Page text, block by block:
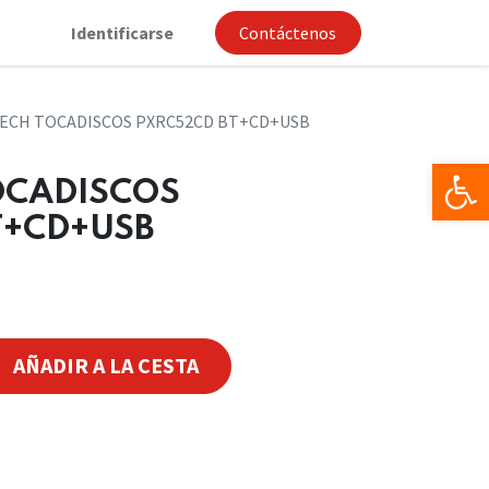
Identificarse Contáctenos
TOCADISCOS PXRC52CD BT+CD+USB
AÑADIR A LA CESTA